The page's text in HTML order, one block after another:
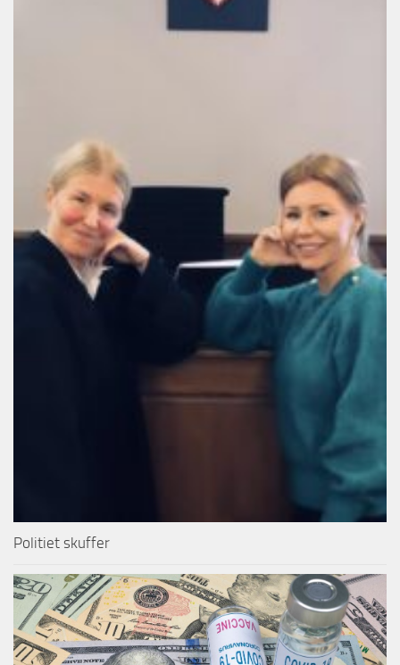
Politiet skuffer